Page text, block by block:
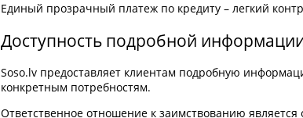
Единый прозрачный платеж по кредиту – легкий
Доступность подробной
Soso.lv предоставляет клиентам подробную
конкретным потребностям.
Ответственное отношение к заимствованию